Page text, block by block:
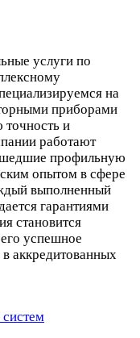
услуги по
на
приборами
точность и
работают
профильную
опытом в сфере
выполненный
гарантиями
становится
успешное
аккредитованных
систем